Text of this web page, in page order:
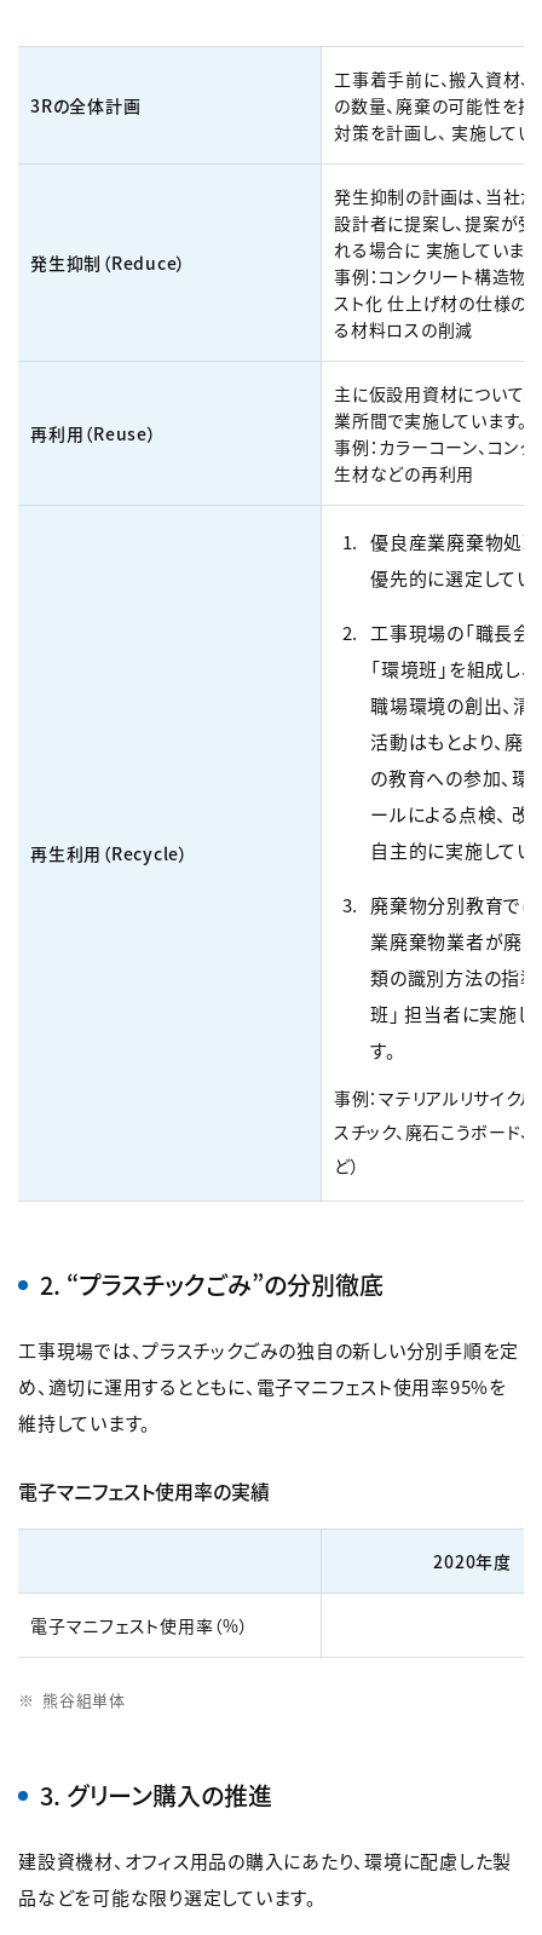
3Rの全体計画
工事着手前に、搬入資材、
の数量、廃棄の可能性を把
対策を計画し、 実施してい
発生抑制（Reduce）
発生抑制の計画は、当社が
設計者に提案し、提案が
れる場合に 実施しています
事例：コンクリート構造物
スト化 仕上げ材の仕様の
る材料ロスの削減
再利用（Reuse）
主に仮設用資材について、
業所間で実施しています。
事例：カラーコーン、コン
生材などの再利用
再生利用（Recycle）
優良産業廃棄物処
優先的に選定してい
工事現場の「職長会
「環境班」を組成し
職場環境の創出、清
活動はもとより、廃
の教育への参加、環
ールによる点検、 改
自主的に実施してい
廃棄物分別教育では
業廃棄物業者が廃
類の識別方法の指導
班」 担当者に実施し
す。
事例：マテリアルリサイクル
スチック、廃石こうボード、
ど）
2. “プラスチックごみ”の分別徹底
工事現場では、プラスチックごみの独自の新しい分別手順を定
め、適切に運用するとともに、電子マニフェスト使用率95%を
維持しています。
電子マニフェスト使用率の実績
2020年度
電子マニフェスト使用率（%）
熊谷組単体
3. グリーン購入の推進
建設資機材、オフィス用品の購入にあたり、環境に配慮した製
品などを可能な限り選定しています。